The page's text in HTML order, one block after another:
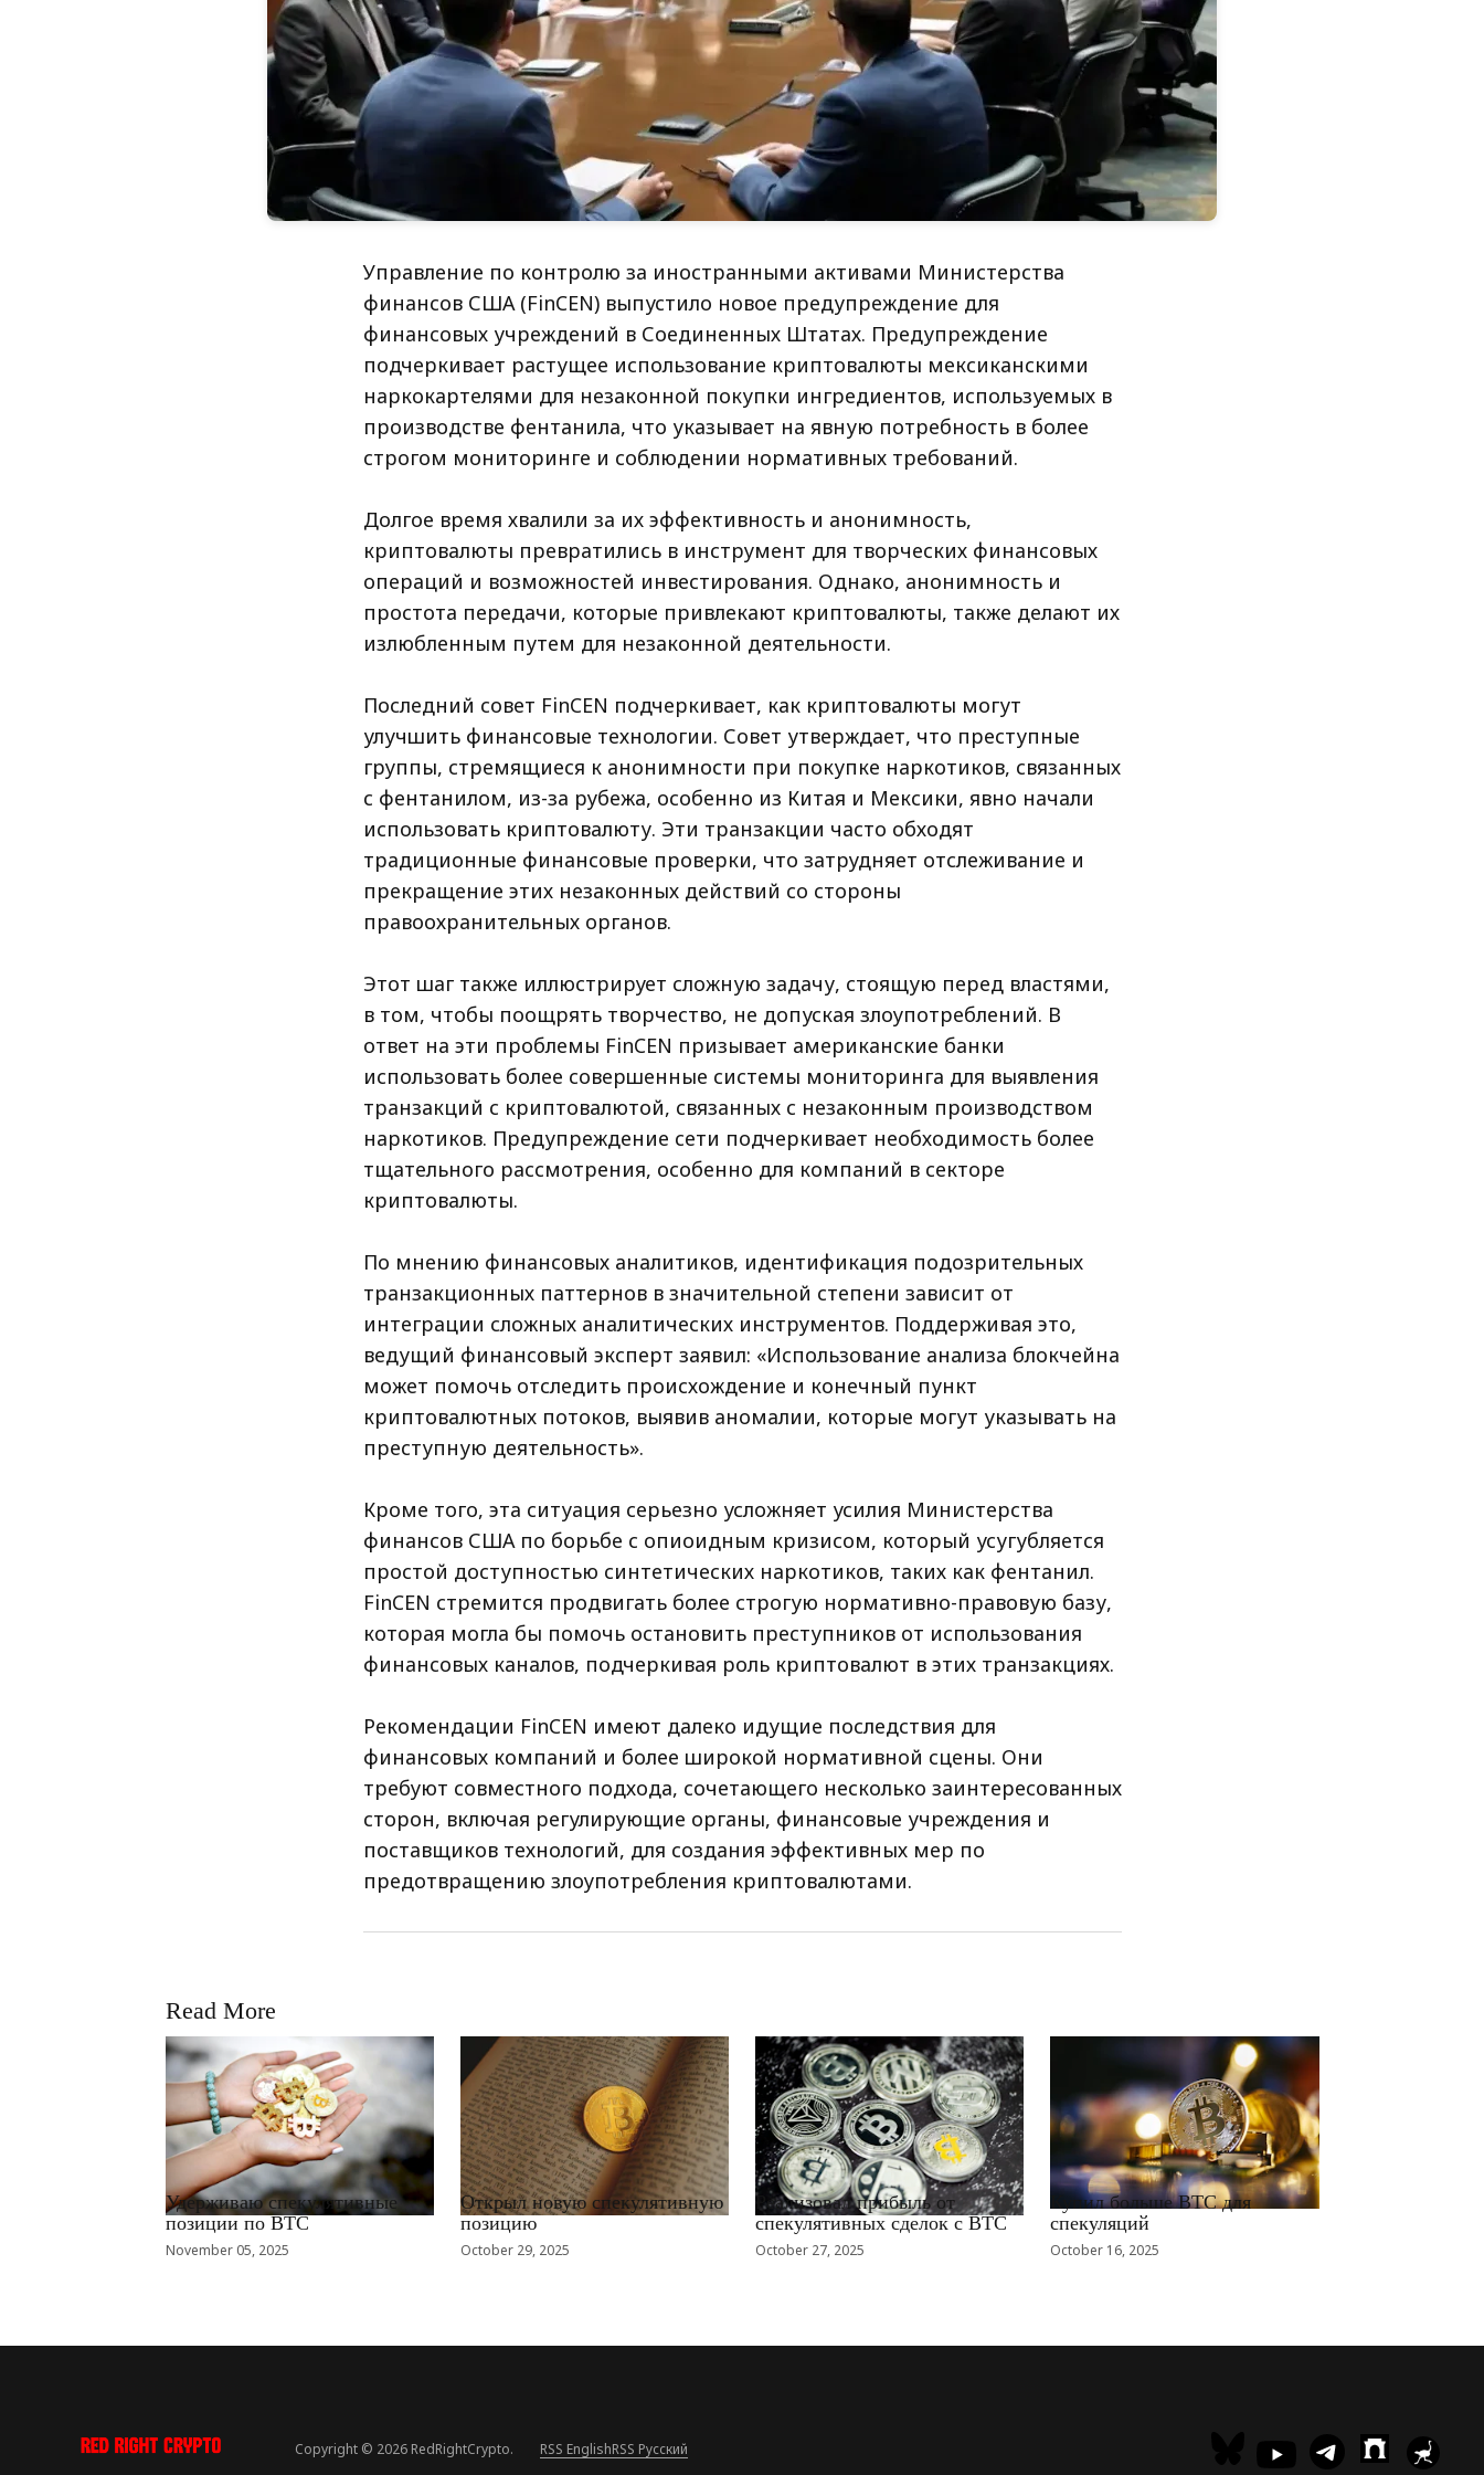
Управление по контролю за иностранными активами Министерства
финансов США (FinCEN) выпустило новое предупреждение для
финансовых учреждений в Соединенных Штатах. Предупреждение
подчеркивает растущее использование криптовалюты мексиканскими
наркокартелями для незаконной покупки ингредиентов, используемых в
производстве фентанила, что указывает на явную потребность в более
строгом мониторинге и соблюдении нормативных требований.
Долгое время хвалили за их эффективность и анонимность,
криптовалюты превратились в инструмент для творческих финансовых
операций и возможностей инвестирования. Однако, анонимность и
простота передачи, которые привлекают криптовалюты, также делают их
излюбленным путем для незаконной деятельности.
Последний совет FinCEN подчеркивает, как криптовалюты могут
улучшить финансовые технологии. Совет утверждает, что преступные
группы, стремящиеся к анонимности при покупке наркотиков, связанных
с фентанилом, из-за рубежа, особенно из Китая и Мексики, явно начали
использовать криптовалюту. Эти транзакции часто обходят
традиционные финансовые проверки, что затрудняет отслеживание и
прекращение этих незаконных действий со стороны
правоохранительных органов.
Этот шаг также иллюстрирует сложную задачу, стоящую перед властями,
в том, чтобы поощрять творчество, не допуская злоупотреблений. В
ответ на эти проблемы FinCEN призывает американские банки
использовать более совершенные системы мониторинга для выявления
транзакций с криптовалютой, связанных с незаконным производством
наркотиков. Предупреждение сети подчеркивает необходимость более
тщательного рассмотрения, особенно для компаний в секторе
криптовалюты.
По мнению финансовых аналитиков, идентификация подозрительных
транзакционных паттернов в значительной степени зависит от
интеграции сложных аналитических инструментов. Поддерживая это,
ведущий финансовый эксперт заявил: «Использование анализа блокчейна
может помочь отследить происхождение и конечный пункт
криптовалютных потоков, выявив аномалии, которые могут указывать на
преступную деятельность».
Кроме того, эта ситуация серьезно усложняет усилия Министерства
финансов США по борьбе с опиоидным кризисом, который усугубляется
простой доступностью синтетических наркотиков, таких как фентанил.
FinCEN стремится продвигать более строгую нормативно-правовую базу,
которая могла бы помочь остановить преступников от использования
финансовых каналов, подчеркивая роль криптовалют в этих транзакциях.
Рекомендации FinCEN имеют далеко идущие последствия для
финансовых компаний и более широкой нормативной сцены. Они
требуют совместного подхода, сочетающего несколько заинтересованных
сторон, включая регулирующие органы, финансовые учреждения и
поставщиков технологий, для создания эффективных мер по
предотвращению злоупотребления криптовалютами.
Read More
RRCNEWS_RU
Удерживаю спекулятивные
позиции по BTC
November 05, 2025
RRCNEWS_RU
Открыл новую спекулятивную
позицию
October 29, 2025
RRCNEWS_RU
Реализовал прибыль от
спекулятивных сделок с BTC
October 27, 2025
RRCNEWS_RU
Купил больше BTC для
спекуляций
October 16, 2025
Copyright © 2026 RedRightCrypto. RSS EnglishRSS Русский